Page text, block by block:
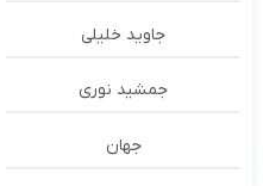
جاوید خلیلی
جمشید نوری
جهان